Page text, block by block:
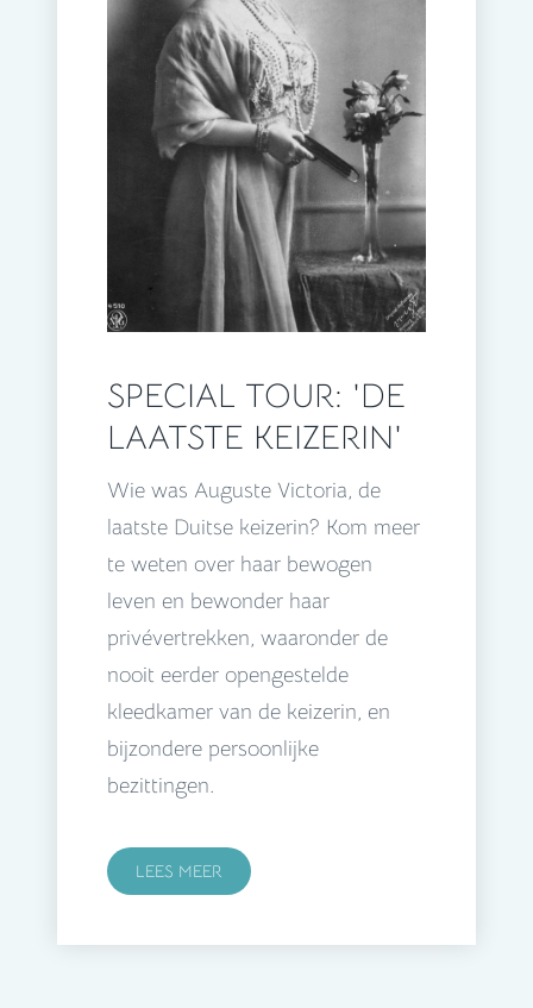
SPECIAL TOUR: 'DE
LAATSTE KEIZERIN'
Wie was Auguste Victoria, de
laatste Duitse keizerin? Kom meer
te weten over haar bewogen
leven en bewonder haar
privévertrekken, waaronder de
nooit eerder opengestelde
kleedkamer van de keizerin, en
bijzondere persoonlijke
bezittingen.
LEES MEER